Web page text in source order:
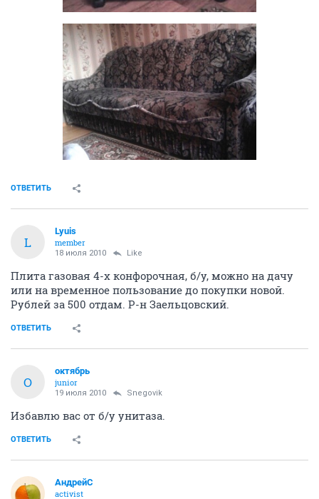
ОТВЕТИТЬ
L
Lyuis
member
18 июля 2010 Like
Плита газовая 4-х конфорочная, б/у, можно на дачу
или на временное пользование до покупки новой.
Рублей за 500 отдам. Р-н Заельцовский.
ОТВЕТИТЬ
О
октябрь
junior
19 июля 2010 Snegovik
Избавлю вас от б/у унитаза.
ОТВЕТИТЬ
АндрейC
activist